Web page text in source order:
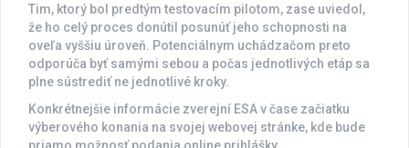
Tim, ktorý bol predtým testovacím pilotom, zase uviedol,
že ho celý proces donútil posunúť jeho schopnosti na
oveľa vyššiu úroveň. Potenciálnym uchádzačom preto
odporúča byť samými sebou a počas jednotlivých etáp sa
plne sústrediť ne jednotlivé kroky.
Konkrétnejšie informácie zverejní ESA v čase začiatku
výberového konania na svojej webovej stránke, kde bude